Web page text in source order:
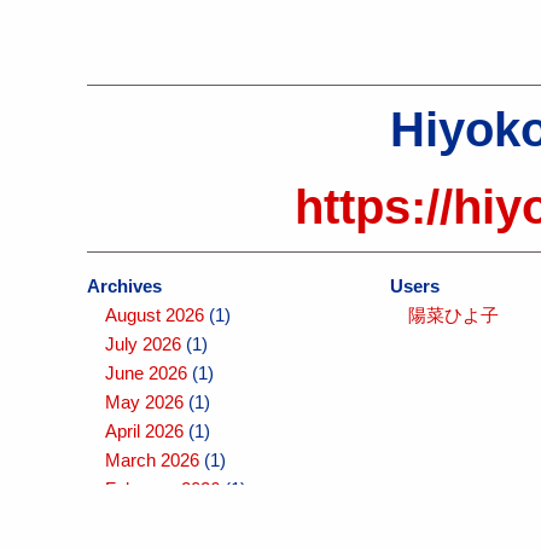
https://
Archives
August 2026 (1)
July 2026 (1)
June 2026 (1)
May 2026 (1)
April 2026 (1)
March 2026 (1)
February 2026 (1)
Users
陽菜ひよ子